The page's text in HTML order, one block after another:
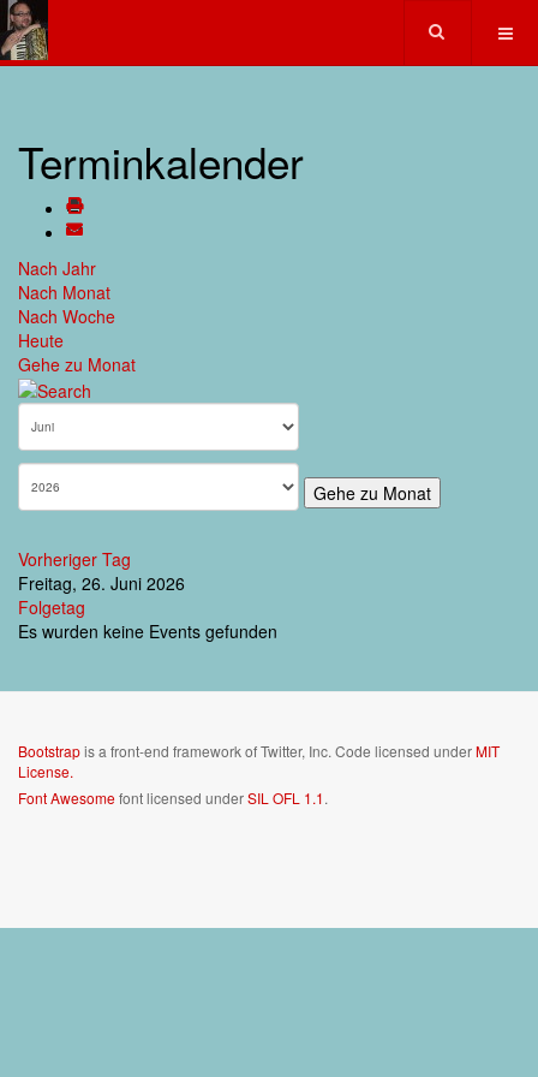
Terminkalender
Nach Jahr
Nach Monat
Nach Woche
Heute
Gehe zu Monat
Gehe zu Monat
Vorheriger Tag
Freitag, 26. Juni 2026
Folgetag
Es wurden keine Events gefunden
Bootstrapis a front-end framework of Twitter, Inc. Code licensed underMIT
License.
Font Awesomefont licensed underSIL OFL 1.1.